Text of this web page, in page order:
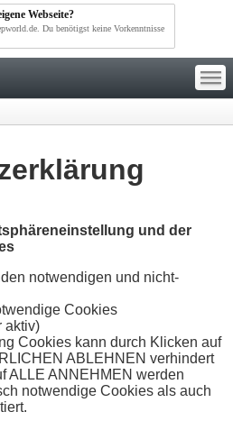
Webseite?
Du benötigst keine Vorkenntnisse
—
—
—
und der
notwendigen und nicht-
Cookies
aktiv)
Cookies kann durch Klicken auf
ABLEHNEN verhindert
ALLE ANNEHMEN werden
notwendige Cookies als auch